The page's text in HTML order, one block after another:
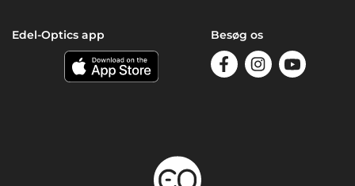
Edel-Optics app Besøg os